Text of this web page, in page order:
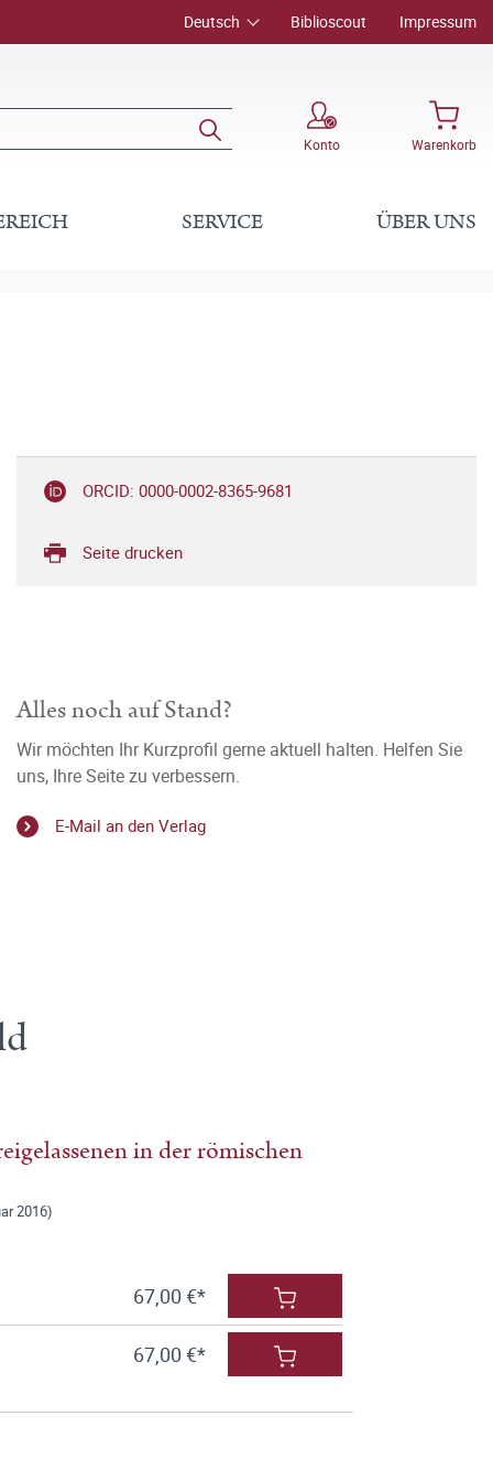
Deutsch Biblioscout Impressum
Konto Warenkorb
SERVICE ÜBER UNS
ORCID: 0000-0002-8365-9681
Seite drucken
Alles noch auf Stand?
Wir möchten Ihr Kurzprofil gerne aktuell halten. Helfen Sie
uns, Ihre Seite zu verbessern.
E-Mail an den Verlag
in der römischen
2016)
67,00 €*
67,00 €*